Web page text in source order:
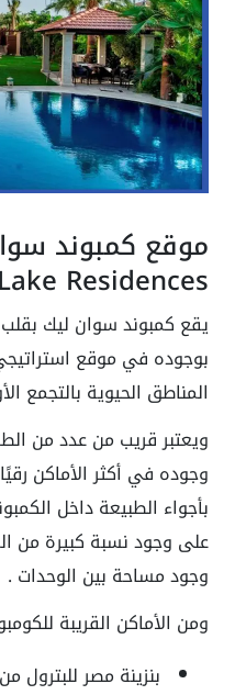
موقع كمبوند
Residences
يقع كمبوند سوان ليك بقلب
بوجوده في موقع
المناطق الحيوية بالتجمع
ويعتبر قريب من عدد من
وجوده في أكثر الأماكن
بأجواء الطبيعة داخل
على وجود نسبة كبيرة من
وجود مساحة بين الوحدات .
ومن الأماكن القريبة
بنزينة مصر للبترول